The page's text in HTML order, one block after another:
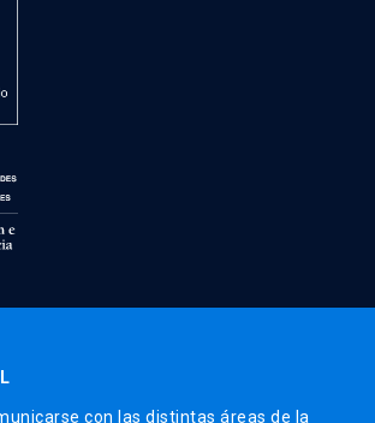
con las distintas áreas de la